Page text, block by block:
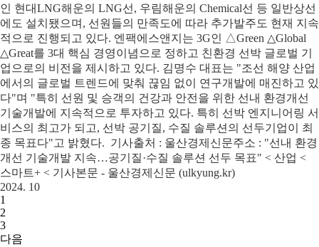
인 현대LNG해운의 LNG선, 우림해운의 Chemical선 등 일반상선
에도 설치됐으며, 선원들의 만족도에 따라 추가발주도 현재 지속
적으로 진행되고 있다. 엔팩에스앤지는 3G인 △Green △Global
△Great를 3대 핵심 경영이념으로 정하고 친환경 선박 글로벌 기
업으로의 비전을 제시하고 있다. 김명수 대표는 "조선 해양 산업
에서의 글로벌 트렌드에 맞춰 끊임 없이 연구개발에 매진하고 있
다"며 "특히 선원 및 승객의 건강과 안전을 위한 선내 환경개선
기술개발에 지속적으로 투자하고 있다. 특히 선박 엔지니어링 서
비스의 최고가 되고, 선박 공기질, 수질 솔루션의 선두기업이 최
종 목표다"고 밝혔다. 기사출처 : 울산경제신문주소 : "선내 환경
개선 기술개발 지속…공기질·수질 솔루션 선두 목표" < 산업 <
스마트+ < 기사본문 - 울산경제신문 (ulkyung.kr)
2024. 10
1
2
3
다음